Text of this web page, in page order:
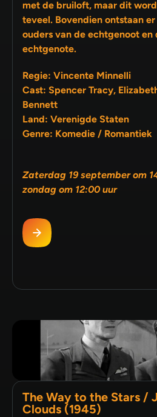
met de bruiloft, maar dit wordt hem allemaal
teveel. Bovendien ontstaan er
ouders van de echtgenoot en die van de
echtgenote.
Regie: Vincente Minnelli
Cast: Spencer Tracy,
Bennett
Land: Verenigde Staten
Genre: Komedie / Romantiek
Zaterdag 19 september om
zondag om 12:00 uur
The Way to the Stars /
Clouds (1945)